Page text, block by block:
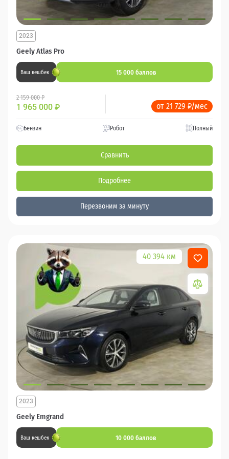
Geely Atlas Pro
2023
Ваш кешбек 15 000 баллов
2 159 000 ₽
1 965 000 ₽ от 21 729 ₽/мес
Бензин Робот Полный
Сравнить
Подробнее
Перезвоним за минуту
40 394 км
Geely Emgrand
2023
Ваш кешбек 10 000 баллов